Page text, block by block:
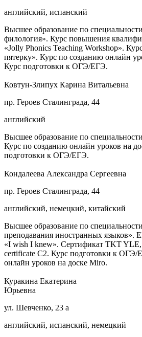
английский, испанский
Высшее образование по
филология». Курс повышения
«Jolly Phonics Teaching Workshop».
пятерку». Курс по созданию онлайн
Курс подготовки к ОГЭ/ЕГЭ.
Ковтун-Злипух Карина Витальевна
пр. Героев Сталинграда, 44
английский
Высшее образование по
Курс по созданию онлайн уроков на
подготовки к ОГЭ/ЕГЭ.
Кондалеева Александра Сергеевна
пр. Героев Сталинграда, 44
английский, немецкий, китайский
Высшее образование по
преподавания иностранных языков».
«I wish I knew». Сертификат TKT YLE,
certificate C2. Курс подготовки к
онлайн уроков на доске Miro.
Куракина Екатерина
Юрьевна
ул. Шевченко, 23 а
английский, испанский, немецкий